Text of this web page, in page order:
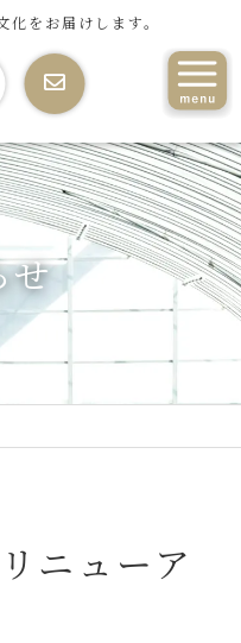
をお届けします。
せ
ニューア